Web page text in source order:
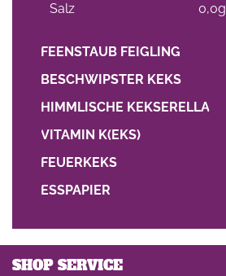
Salz 0,0g
FEENSTAUB FEIGLING
BESCHWIPSTER KEKS
HIMMLISCHE KEKSERELLA
VITAMIN K(EKS)
FEUERKEKS
ESSPAPIER
SHOP SERVICE